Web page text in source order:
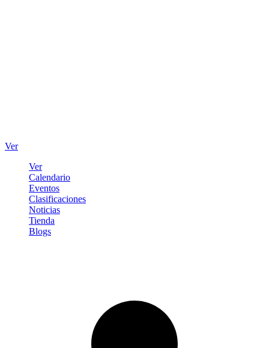
Ver
Ver
Calendario
Eventos
Clasificaciones
Noticias
Tienda
Blogs